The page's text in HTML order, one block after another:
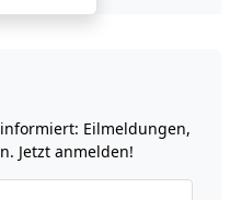
Eilmeldungen,
Jetzt anmelden!